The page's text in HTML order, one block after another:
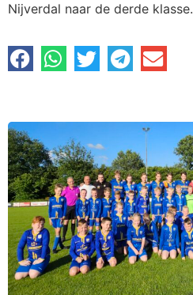
Nijverdal naar de derde klasse.